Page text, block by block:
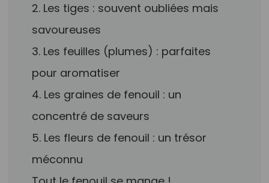
2. Les tiges : souvent oubliées mais
savoureuses
3. Les feuilles (plumes) : parfaites
pour aromatiser
4. Les graines de fenouil : un
concentré de saveurs
5. Les fleurs de fenouil : un trésor
méconnu